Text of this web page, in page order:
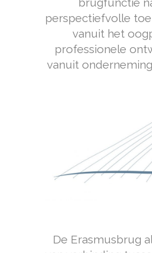
perspectiefvolle
vanuit het
professionele
vanuit
De Erasmusbrug